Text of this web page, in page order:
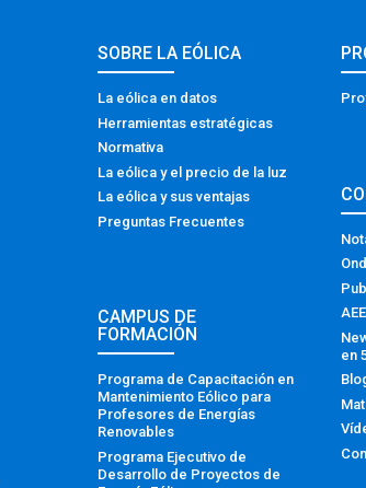
SOBRE LA EÓLICA
La eólica en datos
Herramientas estratégicas
Normativa
La eólica y el precio de la luz
La eólica y sus ventajas
Preguntas Frecuentes
CAMPUS DE
FORMACIÓN
Programa de Capacitación en
Mantenimiento Eólico para
Profesores de Energías
Renovables
Programa Ejecutivo de
Desarrollo de Proyectos de
en